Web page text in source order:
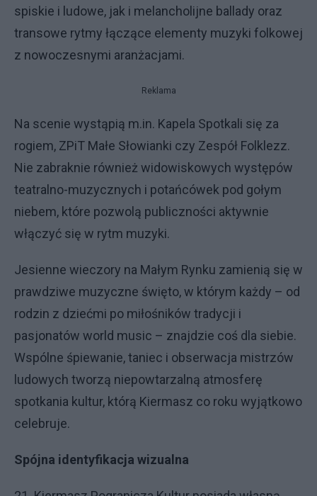
spiskie i ludowe, jak i melancholijne ballady oraz
transowe rytmy łączące elementy muzyki folkowej
z nowoczesnymi aranżacjami.
Reklama
Na scenie wystąpią m.in. Kapela Spotkali się za
rogiem, ZPiT Małe Słowianki czy Zespół Folklezz.
Nie zabraknie również widowiskowych występów
teatralno-muzycznych i potańcówek pod gołym
niebem, które pozwolą publiczności aktywnie
włączyć się w rytm muzyki.
Jesienne wieczory na Małym Rynku zamienią się w
prawdziwe muzyczne święto, w którym każdy – od
rodzin z dziećmi po miłośników tradycji i
pasjonatów world music – znajdzie coś dla siebie.
Wspólne śpiewanie, taniec i obserwacja mistrzów
ludowych tworzą niepowtarzalną atmosferę
spotkania kultur, którą Kiermasz co roku wyjątkowo
celebruje.
Spójna identyfikacja wizualna